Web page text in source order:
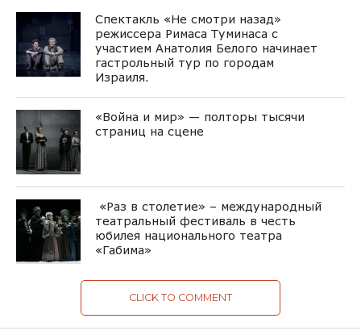
Спектакль «Не смотри назад»
режиссера Римаса Туминаса с
участием Анатолия Белого начинает
гастрольный тур по городам
Израиля.
«Война и мир» — полторы тысячи
страниц на сцене
«Раз в столетие» – международный
театральный фестиваль в честь
юбилея национального театра
«Габима»
CLICK TO COMMENT